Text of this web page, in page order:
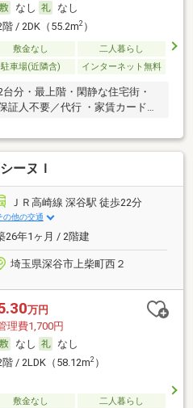
なし
なし
階 / 2DK（55.2m2）
敷金なし
二人暮らし
駐車場(近隣含) インターネット無料
分・最上階・閑静な住宅街・
証人不要／代行 ・家賃カード決
ーヌＩ
ＪＲ高崎線 深谷駅 徒歩22分
の他の交通
26年1ヶ月 / 2階建
埼玉県深谷市上柴町西２
万円
理費1,700円
なし
なし
階 / 2LDK（58.12m2）
敷金なし
二人暮らし